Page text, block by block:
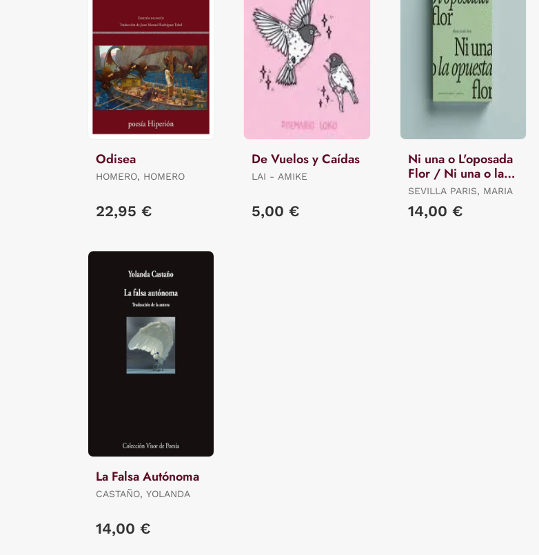
Odisea
HOMERO, HOMERO
22,95 €
De Vuelos y Caídas
LAI - AMIKE
5,00 €
Ni una o L'oposada
Flor / Ni una o la
Opuesta Flor.
SEVILLA PARIS, MARIA
14,00 €
La Falsa Autónoma
CASTAÑO, YOLANDA
14,00 €